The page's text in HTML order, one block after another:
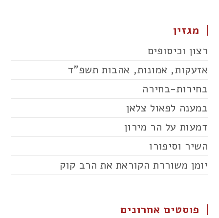
מגזין
רצון וכיסופים
אזעקות, אמונות, אהבות תשפ"ד
בחירות-בחירה
במענה לפאול צלאן
דמעות על הר מירון
השיר וסיפורו
יומן משוררת הקוראת את הרב קוק
פוסטים אחרונים